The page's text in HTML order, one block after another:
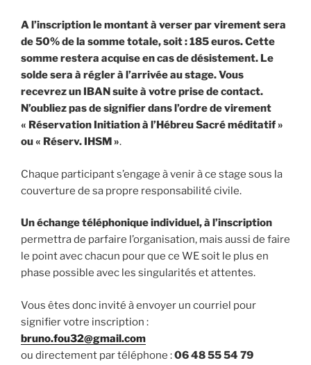
A l’inscription le montant à verser par virement sera
de 50% de la somme totale, soit : 185 euros. Cette
somme restera acquise en cas de désistement. Le
solde sera à régler à l’arrivée au stage. Vous
recevrez un IBAN suite à votre prise de contact.
N’oubliez pas de signifier dans l’ordre de virement
« Réservation Initiation à l’Hébreu Sacré méditatif »
ou « Réserv. IHSM ».
Chaque participant s’engage à venir à ce stage sous la
couverture de sa propre responsabilité civile.
Un échange téléphonique individuel, à l’inscription
permettra de parfaire l’organisation, mais aussi de faire
le point avec chacun pour que ce WE soit le plus en
phase possible avec les singularités et attentes.
Vous êtes donc invité à envoyer un courriel pour
signifier votre inscription :
bruno.fou32@gmail.com
ou directement par téléphone :06 48 55 54 79